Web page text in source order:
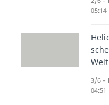
In einer
Sterne
sogar
05:14
3/6 –
04:51